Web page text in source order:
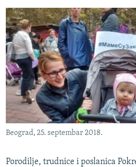
Beograd, 25. septembar 2018.
Porodilje, trudnice i poslanica